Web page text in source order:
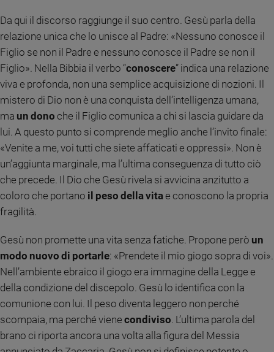
figli
Coppia
Scuola
e
giovani
Adolescenza
Bioetica
Vai
Foto
Video
Podcast
Privacy
Da qui il discorso raggiunge il suo centro. Gesù parla della
relazione unica che lo unisce al Padre: «Nessuno conosce il
Figlio se non il Padre e nessuno conosce il Padre se non il
Figlio». Nella Bibbia il verbo “conoscere” indica una relazione
viva e profonda, non una semplice acquisizione di nozioni. Il
mistero di Dio non è una conquista dell’intelligenza umana,
ma un dono che il Figlio comunica a chi si lascia guidare da
lui. A questo punto si comprende meglio anche l’invito finale:
«Venite a me, voi tutti che siete affaticati e oppressi». Non è
un’aggiunta marginale, ma l’ultima conseguenza di tutto ciò
che precede. Il Dio che Gesù rivela si avvicina anzitutto a
coloro che portano il peso della vitae conoscono la propria
fragilità.
Gesù non promette una vita senza fatiche. Propone però un
modo nuovo di portarle: «Prendete il mio giogo sopra di voi».
Nell’ambiente ebraico il giogo era immagine della Legge e
della condizione del discepolo. Gesù lo identifica con la
comunione con lui. Il peso diventa leggero non perché
scompaia, ma perché viene condiviso . L’ultima parola del
brano ci riporta ancora una volta alla figura del Messia